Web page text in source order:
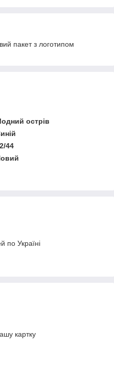
пакет з логотипом
острів
44
по Україні
картку